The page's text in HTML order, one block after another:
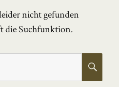
nicht gefunden
die Suchfunktion.